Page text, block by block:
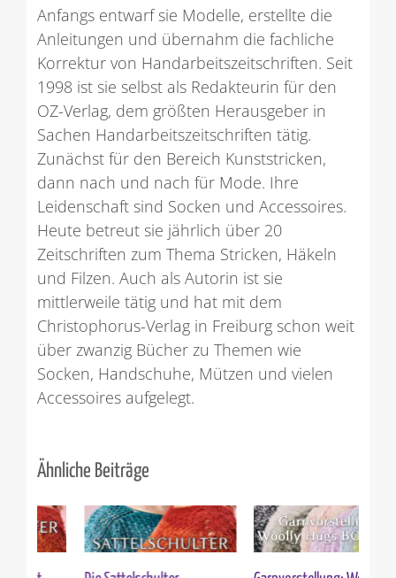
Anfangs entwarf sie Modelle, erstellte die
Anleitungen und übernahm die fachliche
Korrektur von Handarbeitszeitschriften. Seit
1998 ist sie selbst als Redakteurin für den
OZ-Verlag, dem größten Herausgeber in
Sachen Handarbeitszeitschriften tätig.
Zunächst für den Bereich Kunststricken,
dann nach und nach für Mode. Ihre
Leidenschaft sind Socken und Accessoires.
Heute betreut sie jährlich über 20
Zeitschriften zum Thema Stricken, Häkeln
und Filzen. Auch als Autorin ist sie
mittlerweile tätig und hat mit dem
Christophorus-Verlag in Freiburg schon weit
über zwanzig Bücher zu Themen wie
Socken, Handschuhe, Mützen und vielen
Accessoires aufgelegt.
Ähnliche Beiträge